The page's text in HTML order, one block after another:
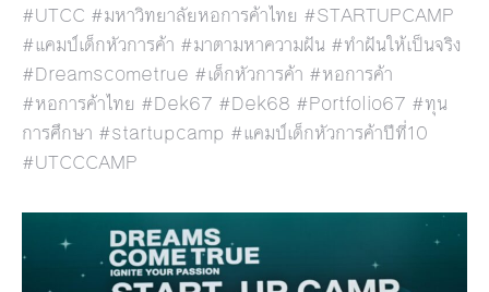
#UTCC #มหาวิทยาลัยหอการค้าไทย #STARTUPCAMP
#แคมป์เด็กหัวการค้า #มาตามหาความฝัน #ทำฝันให้เป็นจริง
#Dreamscometrue #เด็กหัวการค้า #หอการค้า
#หอการค้าไทย #Dek67 #Dek68 #Portfolio67 #ทุน
การศึกษา #startupcamp #แคมป์เด็กหัวการค้าปีที่10
#UTCCCAMP